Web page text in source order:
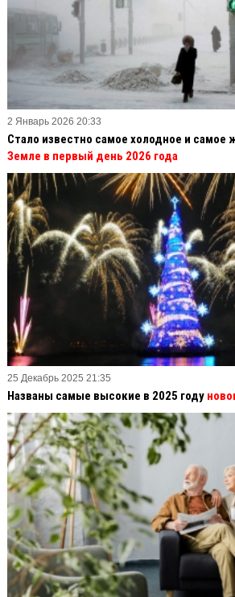
2 Январь 2026 20:33
Стало известно самое холодное и самое
Земле в первый день 2026 года
25 Декабрь 2025 21:35
Названы самые высокие в 2025 году